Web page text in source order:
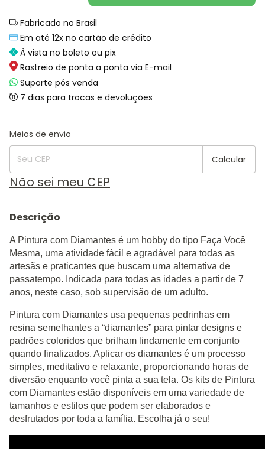
Fabricado no Brasil
Em até 12x no cartão de crédito
À vista no boleto ou pix
Rastreio de ponta a ponta via E-mail
Suporte pós venda
7 dias para trocas e devoluções
Entregas para o CEP:
Meios de envio
Calcular
Não sei meu CEP
Descrição
A Pintura com Diamantes é um hobby do tipo Faça Você
Mesma, uma atividade fácil e agradável para todas as
artesãs e praticantes que buscam uma alternativa de
passatempo. Indicada para todas as idades a partir de 7
anos, neste caso, sob supervisão de um adulto.
Pintura com Diamantes usa pequenas pedrinhas em
resina semelhantes a “diamantes” para pintar designs e
padrões coloridos que brilham lindamente em conjunto
quando finalizados. Aplicar os diamantes é um processo
simples, meditativo e relaxante, proporcionando horas de
diversão enquanto você pinta a sua tela. Os kits de Pintura
com Diamantes estão disponíveis em uma variedade de
tamanhos e estilos que podem ser elaborados e
desfrutados por toda a família. Escolha já o seu!